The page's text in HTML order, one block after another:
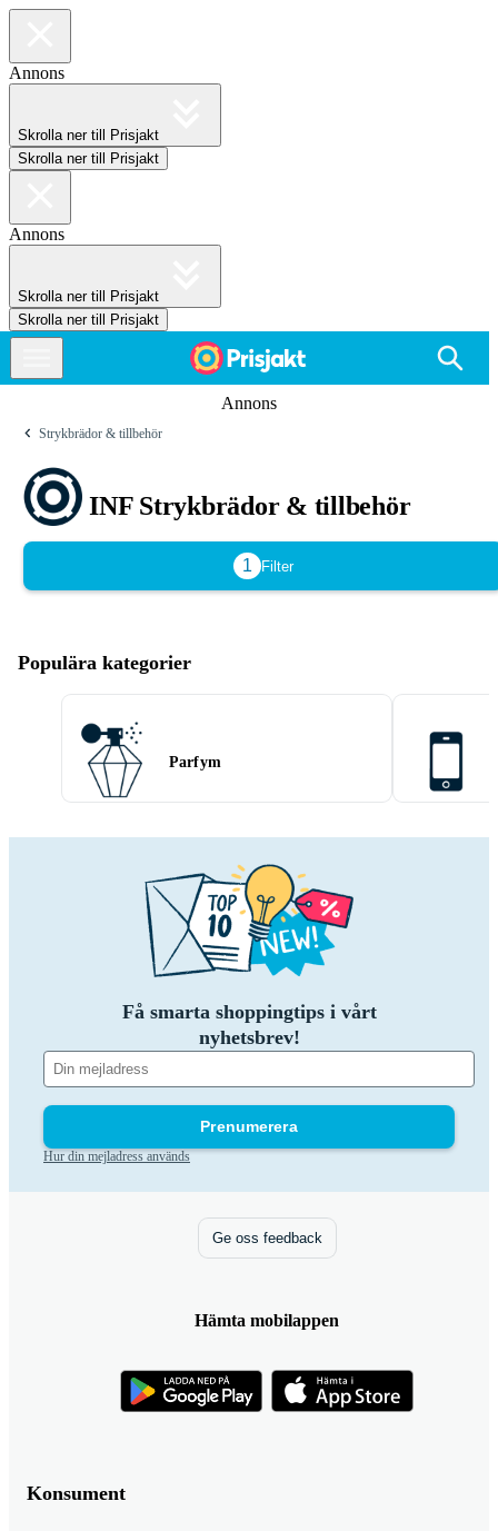
Annons
Skrolla ner till Prisjakt
Skrolla ner till Prisjakt
Annons
Skrolla ner till Prisjakt
Skrolla ner till Prisjakt
Annons
Strykbrädor & tillbehör
INF Strykbrädor & tillbehör
1 Filter
Populära kategorier
Parfym
Få smarta shoppingtips i vårt
nyhetsbrev!
Prenumerera
Hur din mejladress används
Konsument
Ge oss feedback
Hämta mobilappen